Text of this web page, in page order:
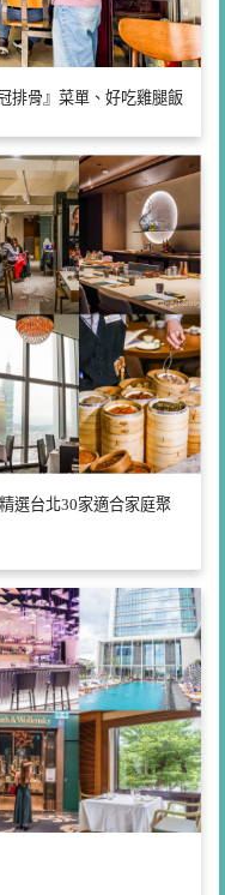
排骨』菜單、好吃雞腿飯
選台北30家適合家庭聚